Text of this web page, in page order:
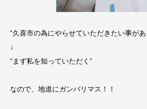
“久喜市の為にやらせていただきたい事があ
↓
“まず私を知っていただく”
なので、地道にガンバリマス！！